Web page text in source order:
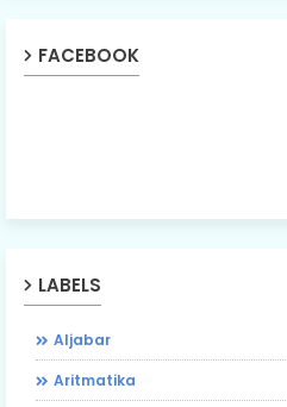
FACEBOOK
LABELS
Aljabar
Aritmatika